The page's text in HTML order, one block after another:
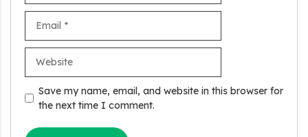
Save my name, email, and website in this browser for
the next time I comment.
वालों के लिए वरदान है ये सरकारी योजना, 25% सब्सिडी के साथ मिलता है 1
करोड़ का लोन
Griha Sugam Yojana Apply Online: घर बनाने के लिए LIC से ले